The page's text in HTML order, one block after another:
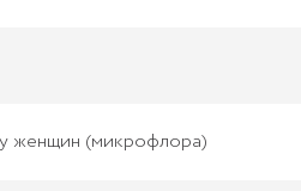
женщин (микрофлора)